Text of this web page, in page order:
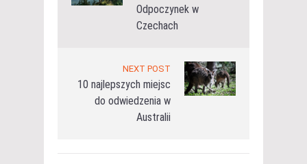
Odpoczynek w
Czechach
NEXT POST
10 najlepszych miejsc
do odwiedzenia w
Australii